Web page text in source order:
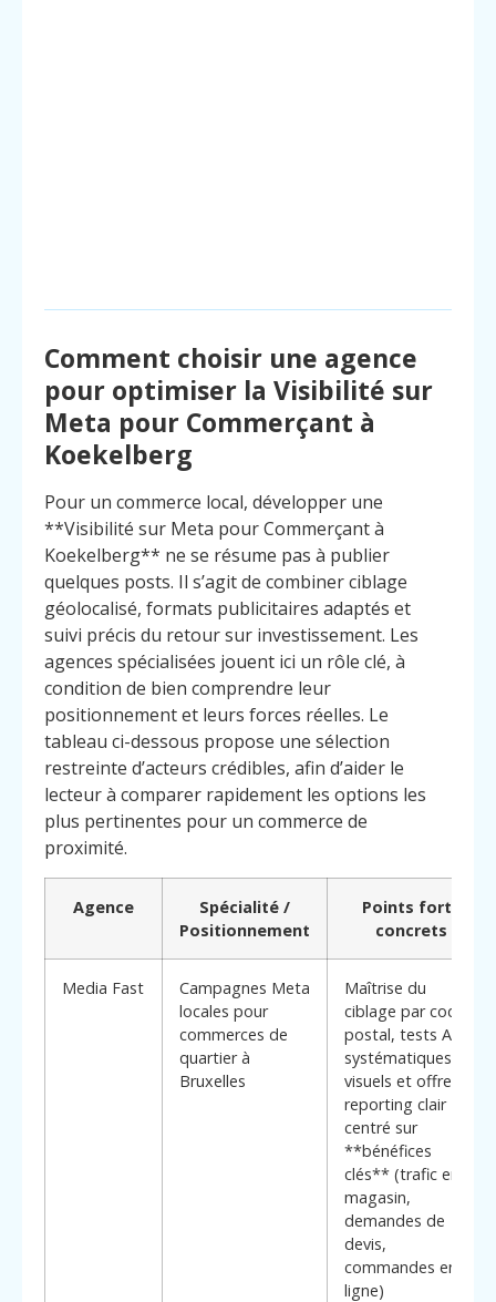
Comment choisir une agence
pour optimiser la Visibilité sur
Meta pour Commerçant à
Koekelberg
Pour un commerce local, développer une
**Visibilité sur Meta pour Commerçant à
Koekelberg** ne se résume pas à publier
quelques posts. Il s’agit de combiner ciblage
géolocalisé, formats publicitaires adaptés et
suivi précis du retour sur investissement. Les
agences spécialisées jouent ici un rôle clé, à
condition de bien comprendre leur
positionnement et leurs forces réelles. Le
tableau ci-dessous propose une sélection
restreinte d’acteurs crédibles, afin d’aider le
lecteur à comparer rapidement les options les
plus pertinentes pour un commerce de
proximité.
Agence
Spécialité /
Positionnement
Points forts
concrets
Media Fast
Campagnes Meta
locales pour
commerces de
quartier à
Bruxelles
Maîtrise du
ciblage par code
postal, tests A/B
systématiques sur
visuels et offres,
reporting clair
centré sur
**bénéfices
clés** (trafic en
magasin,
demandes de
devis,
commandes en
ligne)